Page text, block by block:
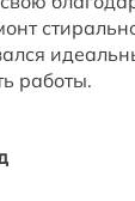
работы.